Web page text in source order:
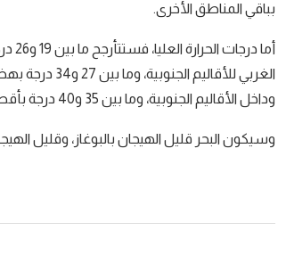
بباقي المناطق الأخرى.
الغربي
وداخل الأقاليم الجنوبية، وما بين 35 و40 درجة بأقصى الجنوب والجنوب الشرقي للمملكة.
وسيكون البحر قليل الهيجان بالبوغاز، وقليل